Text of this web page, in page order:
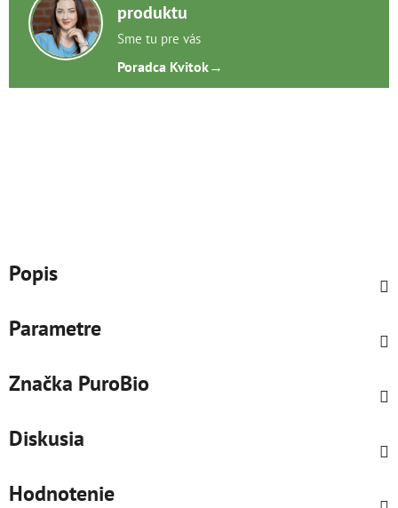
produktu
Sme tu pre vás
Poradca Kvitok→
Popis
Parametre
Značka PuroBio
Diskusia
Hodnotenie